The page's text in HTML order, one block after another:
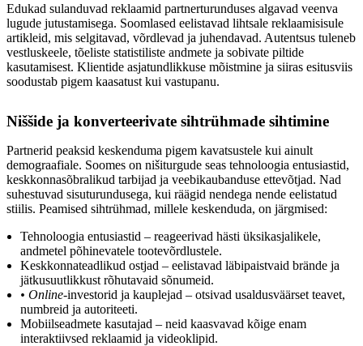
Edukad sulanduvad reklaamid partnerturunduses algavad veenva
lugude jutustamisega. Soomlased eelistavad lihtsale reklaamisisule
artikleid, mis selgitavad, võrdlevad ja juhendavad. Autentsus tuleneb
vestluskeele, tõeliste statistiliste andmete ja sobivate piltide
kasutamisest. Klientide asjatundlikkuse mõistmine ja siiras esitusviis
soodustab pigem kaasatust kui vastupanu.
Niššide ja konverteerivate sihtrühmade sihtimine
Partnerid peaksid keskenduma pigem kavatsustele kui ainult
demograafiale. Soomes on nišiturgude seas tehnoloogia entusiastid,
keskkonnasõbralikud tarbijad ja veebikaubanduse ettevõtjad. Nad
suhestuvad sisuturundusega, kui räägid nendega nende eelistatud
stiilis. Peamised sihtrühmad, millele keskenduda, on järgmised:
Tehnoloogia entusiastid – reageerivad hästi üksikasjalikele,
andmetel põhinevatele tootevõrdlustele.
Keskkonnateadlikud ostjad – eelistavad läbipaistvaid brände ja
jätkusuutlikkust rõhutavaid sõnumeid.
• Online-investorid ja kauplejad – otsivad usaldusväärset teavet,
numbreid ja autoriteeti.
Mobiilseadmete kasutajad – neid kaasvavad kõige enam
interaktiivsed reklaamid ja videoklipid.